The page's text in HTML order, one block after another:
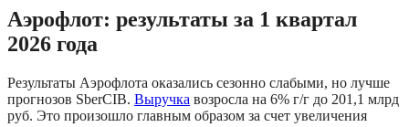
Аэрофлот: результаты за 1 квартал
2026 года
Результаты Аэрофлота оказались сезонно слабыми, но лучше
прогнозов SberCIB. Выручка возросла на 6% г/г до 201,1 млрд
руб. Это произошло главным образом за счет увеличения